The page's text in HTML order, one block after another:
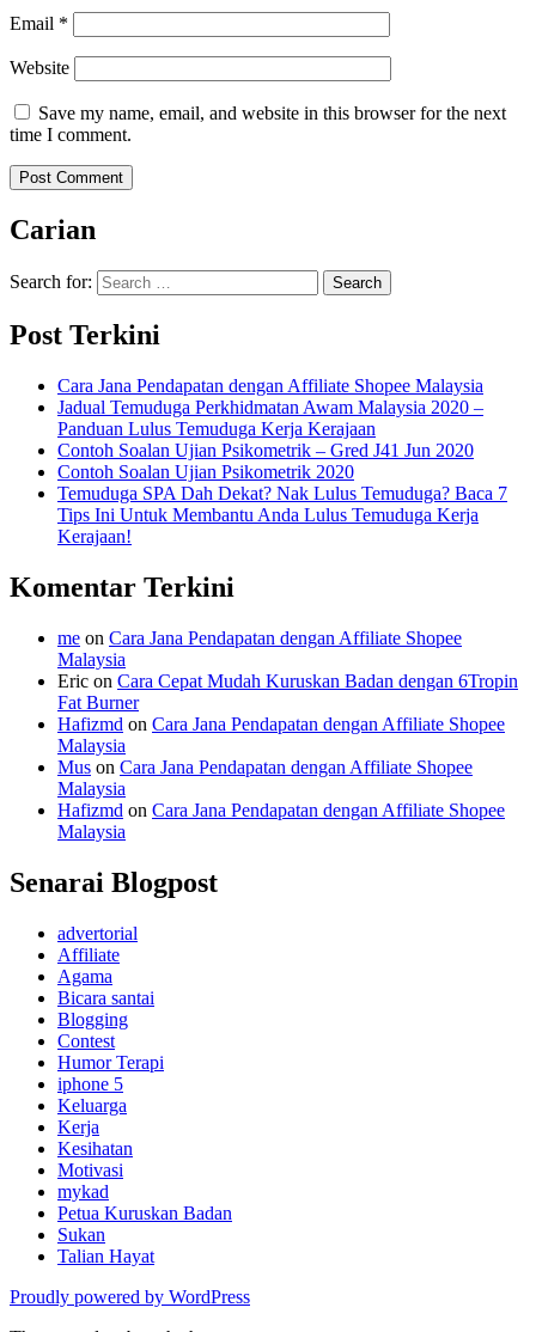
Email *
Website
Save my name, email, and website in this browser for the next
time I comment.
Carian
Search for:
Post Terkini
Cara Jana Pendapatan dengan Affiliate Shopee Malaysia
Jadual Temuduga Perkhidmatan Awam Malaysia 2020 –
Panduan Lulus Temuduga Kerja Kerajaan
Contoh Soalan Ujian Psikometrik – Gred J41 Jun 2020
Contoh Soalan Ujian Psikometrik 2020
Temuduga SPA Dah Dekat? Nak Lulus Temuduga? Baca 7
Tips Ini Untuk Membantu Anda Lulus Temuduga Kerja
Kerajaan!
Komentar Terkini
me on Cara Jana Pendapatan dengan Affiliate Shopee
Malaysia
Eric on Cara Cepat Mudah Kuruskan Badan dengan 6Tropin
Fat Burner
Hafizmd on Cara Jana Pendapatan dengan Affiliate Shopee
Malaysia
Mus on Cara Jana Pendapatan dengan Affiliate Shopee
Malaysia
Hafizmd on Cara Jana Pendapatan dengan Affiliate Shopee
Malaysia
Senarai Blogpost
advertorial
Affiliate
Agama
Bicara santai
Blogging
Contest
Humor Terapi
iphone 5
Keluarga
Kerja
Kesihatan
Motivasi
mykad
Petua Kuruskan Badan
Sukan
Talian Hayat
Proudly powered by WordPress